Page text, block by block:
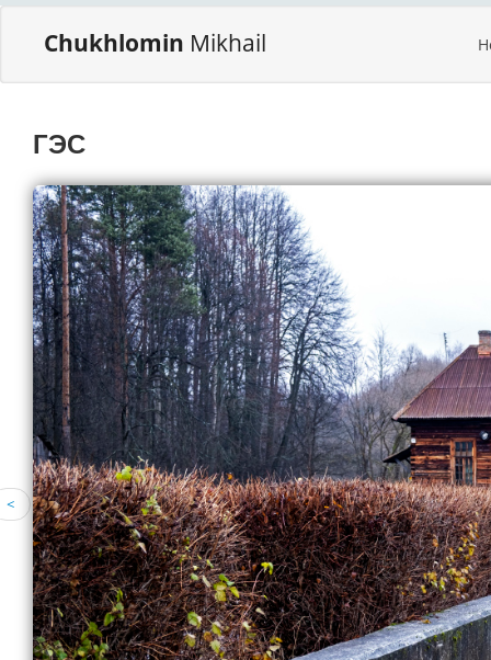
Chukhlomin Mikhail
ГЭС
<